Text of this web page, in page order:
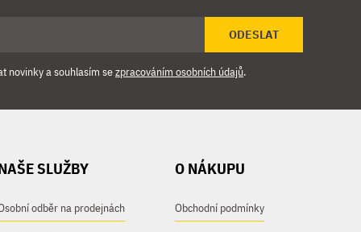
ODESLAT
novinky a souhlasím sezpracováním osobních údajů.
SLUŽBY
odběr na prodejnách
O NÁKUPU
Obchodní podmínky